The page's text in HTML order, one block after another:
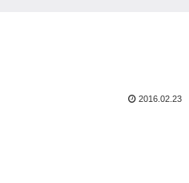
2016.02.23